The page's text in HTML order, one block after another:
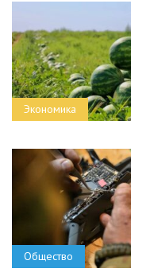
Экономика
Общество